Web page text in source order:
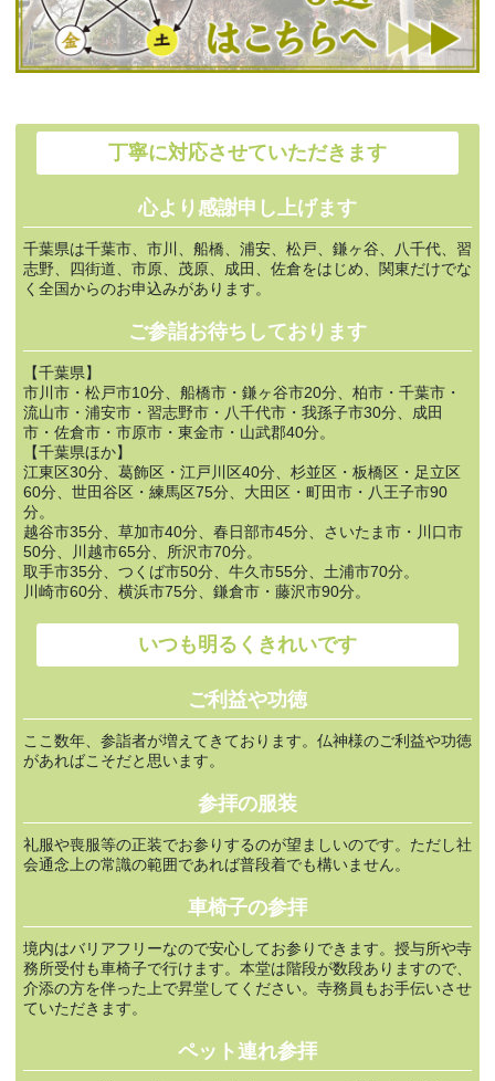
丁寧に対応させていただきます
心より感謝申し上げます
千葉県は千葉市、市川、船橋、浦安、松戸、鎌ヶ谷、八千代、習
志野、四街道、市原、茂原、成田、佐倉をはじめ、関東だけでな
く全国からのお申込みがあります。
ご参詣お待ちしております
【千葉県】
市川市・松戸市10分、船橋市・鎌ヶ谷市20分、柏市・千葉市・
流山市・浦安市・習志野市・八千代市・我孫子市30分、成田
市・佐倉市・市原市・東金市・山武郡40分。
【千葉県ほか】
江東区30分、葛飾区・江戸川区40分、杉並区・板橋区・足立区
60分、世田谷区・練馬区75分、大田区・町田市・八王子市90
分。
越谷市35分、草加市40分、春日部市45分、さいたま市・川口市
50分、川越市65分、所沢市70分。
取手市35分、つくば市50分、牛久市55分、土浦市70分。
川崎市60分、横浜市75分、鎌倉市・藤沢市90分。
いつも明るくきれいです
ご利益や功徳
ここ数年、参詣者が増えてきております。仏神様のご利益や功徳
があればこそだと思います。
参拝の服装
礼服や喪服等の正装でお参りするのが望ましいのです。ただし社
会通念上の常識の範囲であれば普段着でも構いません。
車椅子の参拝
境内はバリアフリーなので安心してお参りできます。授与所や寺
務所受付も車椅子で行けます。本堂は階段が数段ありますので、
介添の方を伴った上で昇堂してください。寺務員もお手伝いさせ
ていただきます。
ペット連れ参拝